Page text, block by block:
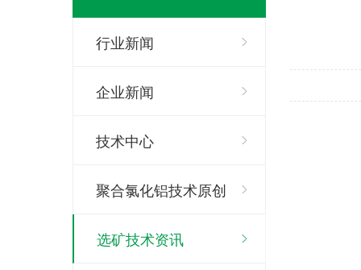
行业新闻
企业新闻
技术中心
聚合氯化铝技术原创
选矿技术资讯